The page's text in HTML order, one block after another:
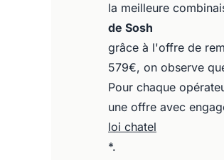
la meilleure
de Sosh
grâce à l'offre de
579€, on observe
Pour chaque
une offre avec
loi chatel
*.